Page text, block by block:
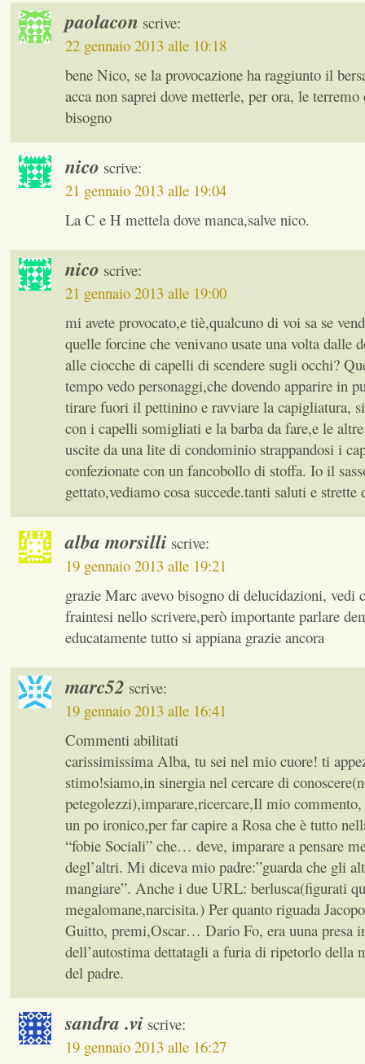
paolacon scrive:
22 gennaio 2013 alle 10:18
bene Nico, se la provocazione ha raggiunto il
acca non saprei dove metterle, per ora, le
bisogno
nico scrive:
21 gennaio 2013 alle 19:04
La C e H mettela dove manca,salve nico.
nico scrive:
21 gennaio 2013 alle 19:00
mi avete provocato,e tiè,qualcuno di voi sa se
quelle forcine che venivano usate una volta dalle
alle ciocche di capelli di scendere sugli occhi?
tempo vedo personaggi,che dovendo apparire in
tirare fuori il pettinino e ravviare la capigliatura,
con i capelli somigliati e la barba da fare,e le
uscite da una lite di condominio strappandosi i
confezionate con un fancobollo di stoffa. Io il
gettato,vediamo cosa succede.tanti saluti e
alba morsilli scrive:
19 gennaio 2013 alle 19:21
grazie Marc avevo bisogno di delucidazioni, vedi
fraintesi nello scrivere,però importante parlare
educatamente tutto si appiana grazie ancora
marc52 scrive:
19 gennaio 2013 alle 16:41
Commenti abilitati
carissimissima Alba, tu sei nel mio cuore! ti
stimo!siamo,in sinergia nel cercare di
petegolezzi),imparare,ricercare,Il mio commento,
un po ironico,per far capire a Rosa che è tutto
“fobie Sociali” che… deve, imparare a pensare
degl’altri. Mi diceva mio padre:”guarda che gli
mangiare”. Anche i due URL: berlusca(figurati
megalomane,narcisita.) Per quanto riguada
Guitto, premi,Oscar… Dario Fo, era uuna presa
dell’autostima dettatagli a furia di ripetorlo della
del padre.
sandra .vi scrive:
19 gennaio 2013 alle 16:27